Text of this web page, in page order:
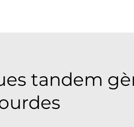
tandem